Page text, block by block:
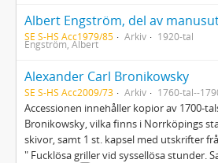
SE S-HS Acc1979/85 Arkiv 1920-tal
Engström, Albert
Alexander Carl Bronikowsky
SE S-HS Acc2009/73 Arkiv 1760-tal--
Accessionen innehåller kopior av 1700-
Bronikowsky, vilka finns i Norrköpings
skivor, samt 1 st. kapsel med utskrifter
" Fucklösa griller vid syssellösa stunder.